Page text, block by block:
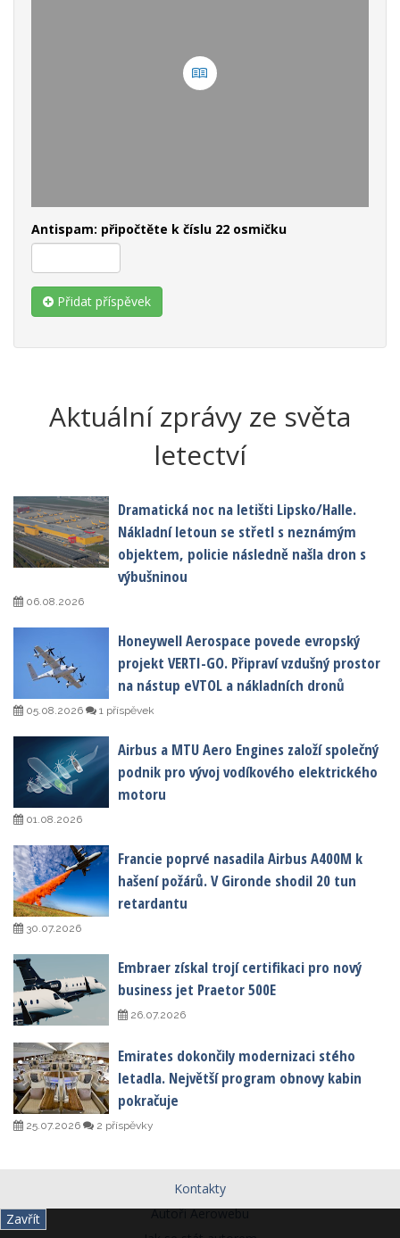
Zavřít
Antispam: připočtěte k číslu 22 osmičku
Přidat příspěvek
Aktuální zprávy ze světa
letectví
Dramatická noc na letišti Lipsko/Halle.
Nákladní letoun se střetl s neznámým
objektem, policie následně našla dron s
výbušninou
06.08.2026
Honeywell Aerospace povede evropský
projekt VERTI-GO. Připraví vzdušný prostor
na nástup eVTOL a nákladních dronů
05.08.2026 1 příspěvek
Airbus a MTU Aero Engines založí společný
podnik pro vývoj vodíkového elektrického
motoru
01.08.2026
Francie poprvé nasadila Airbus A400M k
hašení požárů. V Gironde shodil 20 tun
retardantu
30.07.2026
Embraer získal trojí certifikaci pro nový
business jet Praetor 500E
26.07.2026
Emirates dokončily modernizaci stého
letadla. Největší program obnovy kabin
pokračuje
25.07.2026 2 příspěvky
Kontakty
Autoři Aerowebu